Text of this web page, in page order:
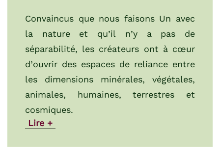
Convaincus que nous faisons Un avec
la nature et qu’il n’y a pas de
séparabilité, les créateurs ont à cœur
d’ouvrir des espaces de reliance entre
les dimensions minérales, végétales,
animales, humaines, terrestres et
cosmiques.
Lire +